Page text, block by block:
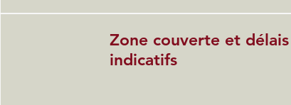
Zone couverte et délais
indicatifs